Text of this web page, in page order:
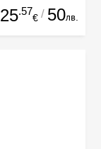
25.57
€ / 50лв.